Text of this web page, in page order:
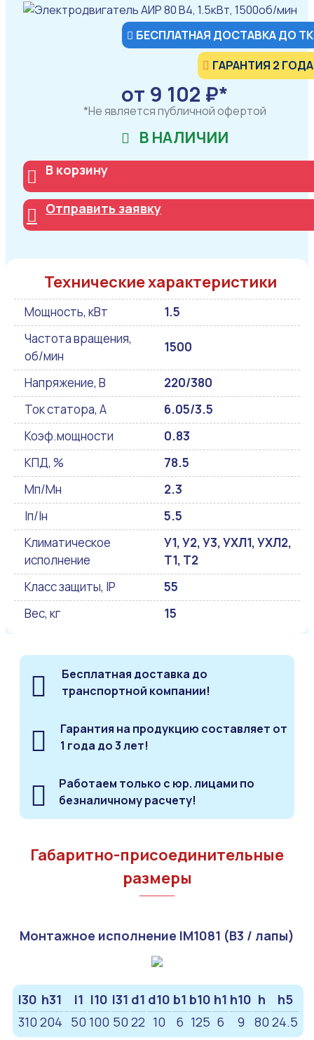
БЕСПЛАТНАЯ ДОСТАВКА ДО
ГАРАНТИЯ 2
от 9 102 ₽*
*Не является публичной офертой
В НАЛИЧИИ
В корзину
Отправить заявку
Технические характеристики
Мощность, кВт
1.5
Частота вращения,
об/мин
1500
Напряжение, В
220/380
Ток статора, А
6.05/3.5
Коэф.мощности
0.83
КПД, %
78.5
Мп/Мн
2.3
Iп/Iн
5.5
Климатическое
исполнение
У1, У2, У3, УХЛ1, УХЛ2,
Т1, Т2
Класс защиты, IP
55
Вес, кг
15
Бесплатная доставка до
транспортной компании!
Гарантия на продукцию составляет от
1 года до 3 лет!
Работаем только с юр. лицами по
безналичному расчету!
Габаритно-присоединительные
размеры
Монтажное исполнение IM1081 (B3 / лапы)
l30 h31 l1 l10 l31 d1 d10 b1 b10 h1 h10 h
h5
310 204 50 100 50 22 10 6 125 6 9 80 24.5